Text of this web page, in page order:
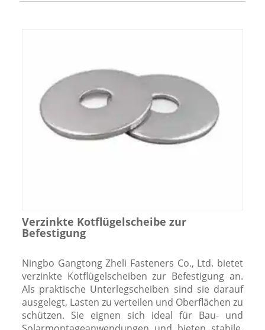
Verzinkte Kotflügelscheibe zur
Befestigung
Ningbo Gangtong Zheli Fasteners Co., Ltd. bietet
verzinkte Kotflügelscheiben zur Befestigung an.
Als praktische Unterlegscheiben sind sie darauf
ausgelegt, Lasten zu verteilen und Oberflächen zu
schützen. Sie eignen sich ideal für Bau- und